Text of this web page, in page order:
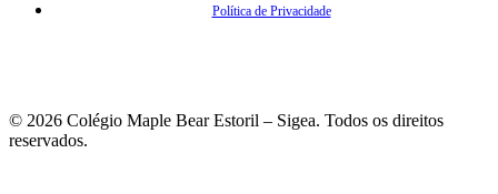
Política de Privacidade
© 2026 Colégio Maple Bear Estoril – Sigea. Todos os direitos
reservados.